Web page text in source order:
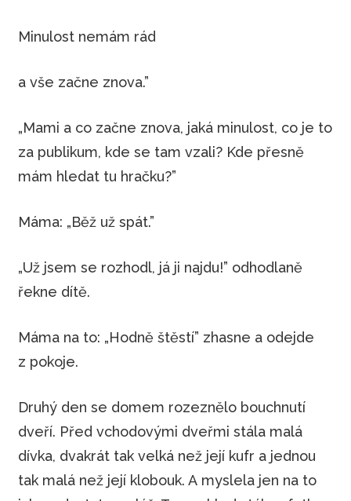
Minulost nemám rád
a vše začne znova.”
„Mami a co začne znova, jaká minulost, co je to
za publikum, kde se tam vzali? Kde přesně
mám hledat tu hračku?”
Máma: „Běž už spát.”
„Už jsem se rozhodl, já ji najdu!” odhodlaně
řekne dítě.
Máma na to: „Hodně štěstí” zhasne a odejde
z pokoje.
Druhý den se domem rozeznělo bouchnutí
dveří. Před vchodovými dveřmi stála malá
dívka, dvakrát tak velká než její kufr a jednou
tak malá než její klobouk. A myslela jen na to